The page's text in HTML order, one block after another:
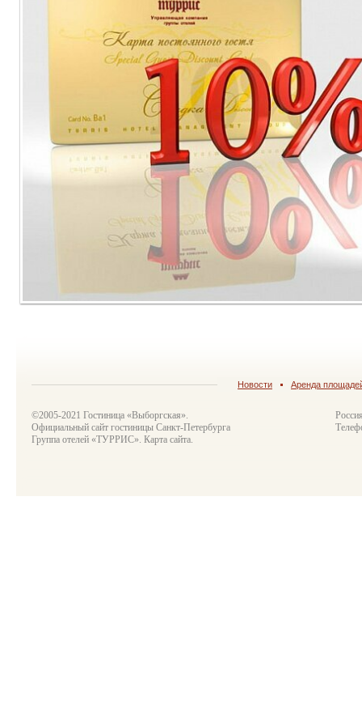
Новости Аренда
©2005-2021 Гостиница «Выборгская».
Официальный сайт гостиницы Санкт-Петербурга
Группа отелей «ТУРРИС». Карта сайта